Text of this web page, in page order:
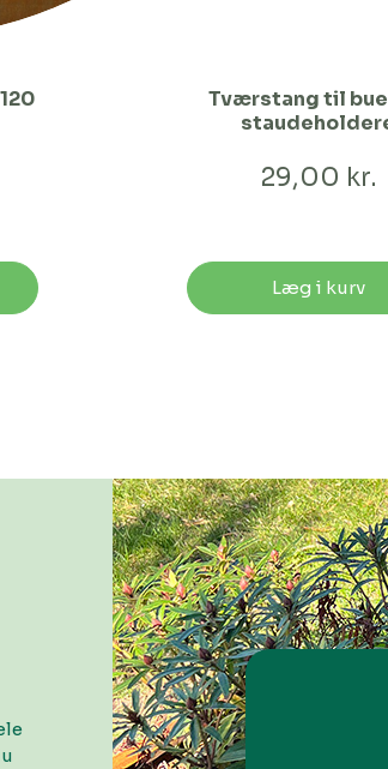
Tværstang til
29,00 kr.
Læg i kurv